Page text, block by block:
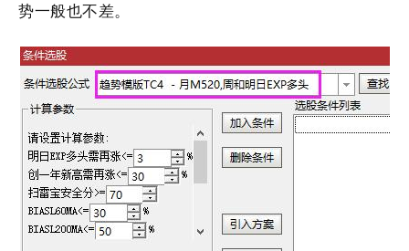
势一般也不差。